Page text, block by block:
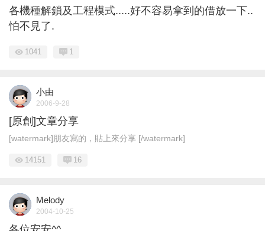
各機種解鎖及工程模式.....好不容易拿到的借放一下..
怕不見了.
1041 1
小由
2006-9-28
[原創]文章分享
[watermark]朋友寫的，貼上來分享 [/watermark]
14151 16
Melody
2004-10-25